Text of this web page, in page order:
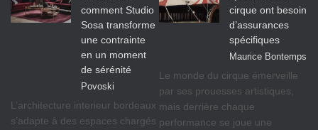
comment Studio
Sosa transforme
une contrainte
en un moment
de sérénité
Povoski
L’architecture interieur bordeaux
s’adapte à des espaces chargés
cirque ont besoin
d’assurances
spécifiques
Maurice Bontemps
Le monde du cirque émerveille
par ses prouesses artistiques,
mais derrière chaque
performance se joue une